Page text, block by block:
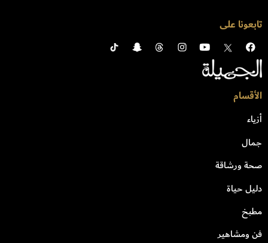
تابعونا على
الأقسام
أزياء
جمال
صحة ورشاقة
دليل حياة
مطبخ
فن ومشاهير